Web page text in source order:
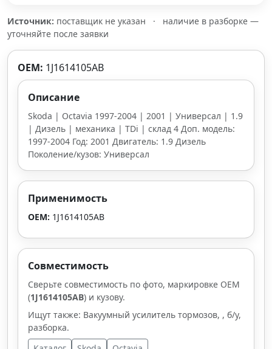
Источник: поставщик не указан ·
наличие в разборке —
уточняйте после заявки
OEM: 1J1614105AB
Описание
Skoda | Octavia 1997-2004 | 2001 | Универсал | 1.9
| Дизель | механика | TDi | склад 4 Доп. модель:
1997-2004 Год: 2001 Двигатель: 1.9 Дизель
Поколение/кузов: Универсал
Применимость
OEM: 1J1614105AB
Совместимость
Сверьте совместимость по фото, маркировке OEM
(1J1614105AB) и кузову.
Ищут также: Вакуумный усилитель тормозов, , б/у,
разборка.